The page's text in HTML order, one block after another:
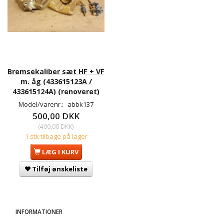
Bremsekaliber sæt HF + VF
m. åg (433615123A /
433615124A) (renoveret)
Model/varenr.: abbk137
500,00 DKK
(400,00 DKK)
1 stk tilbage på lager
LÆG I KURV
Tilføj ønskeliste
INFORMATIONER